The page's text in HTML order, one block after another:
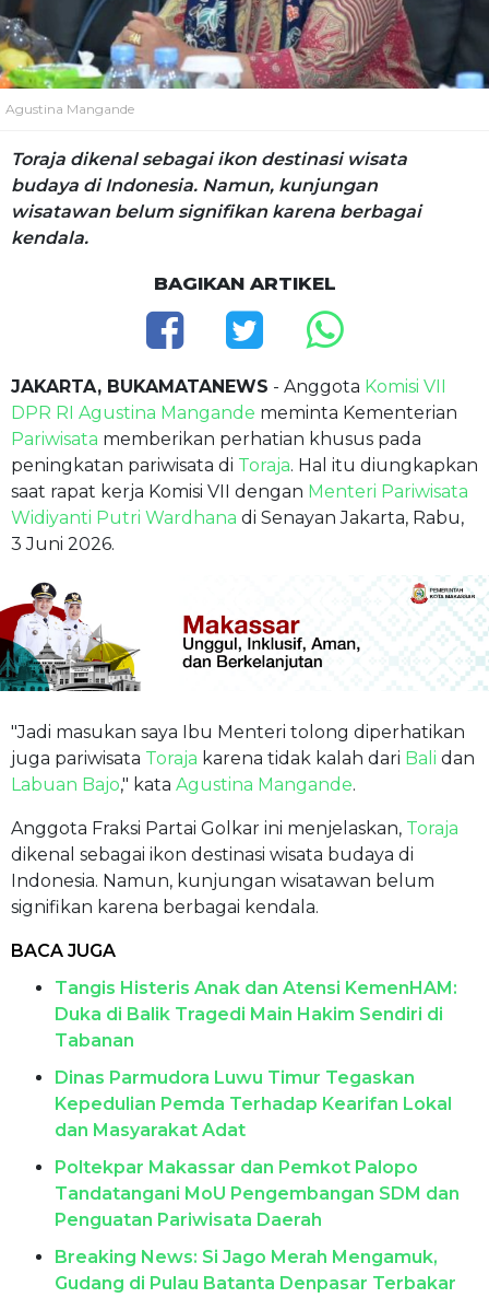
Agustina Mangande
Toraja dikenal sebagai ikon destinasi wisata
budaya di Indonesia. Namun, kunjungan
wisatawan belum signifikan karena berbagai
kendala.
BAGIKAN ARTIKEL
JAKARTA, BUKAMATANEWS - Anggota Komisi VII
DPR RI Agustina Mangande meminta Kementerian
Pariwisata memberikan perhatian khusus pada
peningkatan pariwisata di Toraja. Hal itu diungkapkan
saat rapat kerja Komisi VII dengan Menteri Pariwisata
Widiyanti Putri Wardhana di Senayan Jakarta, Rabu,
3 Juni 2026.
"Jadi masukan saya Ibu Menteri tolong diperhatikan
juga pariwisata Toraja karena tidak kalah dari Bali dan
Labuan Bajo," kata Agustina Mangande.
Anggota Fraksi Partai Golkar ini menjelaskan, Toraja
dikenal sebagai ikon destinasi wisata budaya di
Indonesia. Namun, kunjungan wisatawan belum
signifikan karena berbagai kendala.
BACA JUGA
Tangis Histeris Anak dan Atensi KemenHAM:
Duka di Balik Tragedi Main Hakim Sendiri di
Tabanan
Dinas Parmudora Luwu Timur Tegaskan
Kepedulian Pemda Terhadap Kearifan Lokal
dan Masyarakat Adat
Poltekpar Makassar dan Pemkot Palopo
Tandatangani MoU Pengembangan SDM dan
Penguatan Pariwisata Daerah
Breaking News: Si Jago Merah Mengamuk,
Gudang di Pulau Batanta Denpasar Terbakar